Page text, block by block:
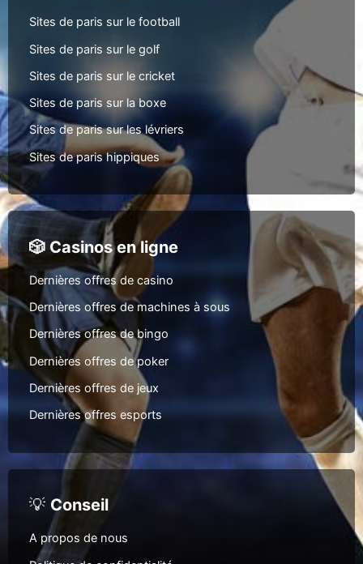
Sites de paris sur le football
Sites de paris sur le golf
Sites de paris sur le cricket
Sites de paris sur la boxe
Sites de paris sur les lévriers
Sites de paris hippiques
🎲 Casinos en ligne
Dernières offres de casino
Dernières offres de machines à sous
Dernières offres de bingo
Dernières offres de poker
Dernières offres de jeux
Dernières offres esports
💡 Conseil
A propos de nous